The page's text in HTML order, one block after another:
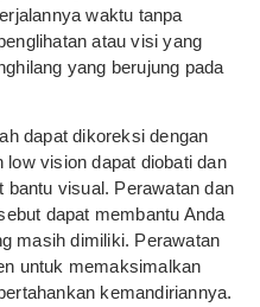
waktu tanpa
atau visi yang
yang berujung pada
dapat dikoreksi dengan
low vision dapat diobati dan
bantu visual. Perawatan dan
dapat membantu Anda
masih dimiliki. Perawatan
untuk memaksimalkan
kemandiriannya.